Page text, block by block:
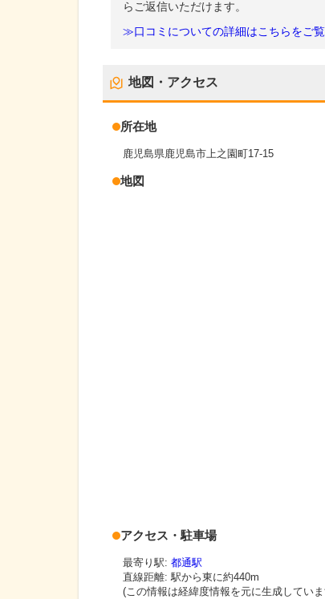
らご返信いただけます。
≫口コミについての詳細はこちらをご覧
地図・アクセス
所在地
鹿児島県鹿児島市上之園町17-15
地図
アクセス・駐車場
最寄り駅: 都通駅
直線距離: 駅から東に約440m
(この情報は経緯度情報を元に生成してい